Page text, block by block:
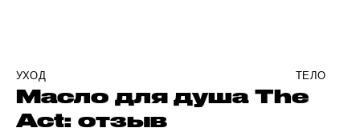
УХОД ТЕЛО
Масло для душа The
Act: отзыв